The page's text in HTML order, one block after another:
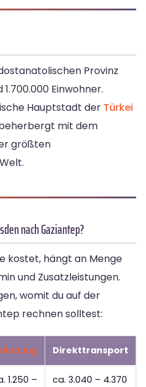
Provinz
Einwohner.
Hauptstadt der Türkei
mit dem
größten
nach Gaziantep?
kostet, hängt an Menge
und Zusatzleistungen.
womit du auf der
rechnen solltest:
Direkttransport
1.250 –
ca. 3.040 – 4.370